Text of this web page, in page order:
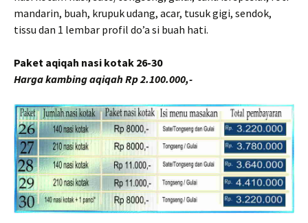
mandarin, buah, krupuk udang, acar, tusuk gigi, sendok,
tissu dan 1 lembar profil do’a si buah hati.
Paket aqiqah nasi kotak 26-30
Harga kambing aqiqah Rp 2.100.000,-